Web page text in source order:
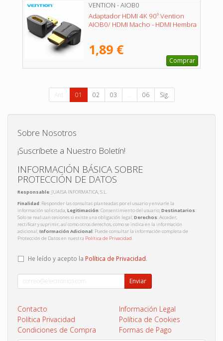
VENTION - AIOB0
Adaptador HDMI 4K 90º Vention
AIOB0/ HDMI Macho - HDMI Hembra
1,89 €
Comprar
Ant. 01 02 03 ... 06 Sig.
Sobre Nosotros
¡Suscríbete a Nuestro Boletín!
INFORMACIÓN BÁSICA SOBRE
PROTECCIÓN DE DATOS
Responsable: JUAISA INFORMATICA, S.L.
Finalidad: Responder las consultas planteadas por el usuario y enviarle la
información solicitada;Legitimación: Consentimiento del usuario;Destinatarios:
Solo se realizan cesiones si existe una obligación legal;Derechos: Acceder,
rectificar y suprimir, así como otros derechos, como se indica en la información
adicional;Información Adicional: Puede consultar la información completa de
Protección de Datos en nuestra Política de Privacidad.
He leído y acepto la Política de Privacidad.
Enviar
Contacto
Información Legal
Política Privacidad
Política de Cookies
Condiciones de Compra
Formas de Pago